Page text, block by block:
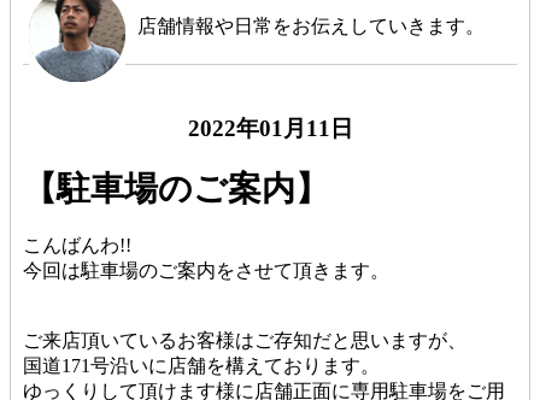
店舗情報や日常をお伝えしていきます。
2022年01月11日
【駐車場のご案内】
こんばんわ!!
今回は駐車場のご案内をさせて頂きます。
ご来店頂いているお客様はご存知だと思いますが、
国道171号沿いに店舗を構えております。
ゆっくりして頂けます様に店舗正面に専用駐車場をご用